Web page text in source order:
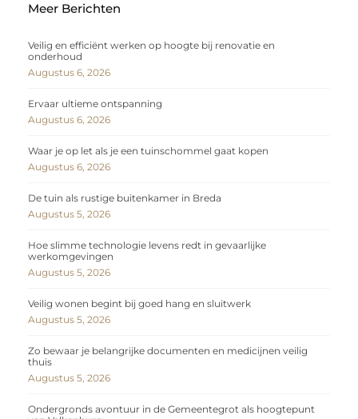
Meer Berichten
Veilig en efficiënt werken op hoogte bij renovatie en
onderhoud
Augustus 6, 2026
Ervaar ultieme ontspanning
Augustus 6, 2026
Waar je op let als je een tuinschommel gaat kopen
Augustus 6, 2026
De tuin als rustige buitenkamer in Breda
Augustus 5, 2026
Hoe slimme technologie levens redt in gevaarlijke
werkomgevingen
Augustus 5, 2026
Veilig wonen begint bij goed hang en sluitwerk
Augustus 5, 2026
Zo bewaar je belangrijke documenten en medicijnen veilig
thuis
Augustus 5, 2026
Ondergronds avontuur in de Gemeentegrot als hoogtepunt